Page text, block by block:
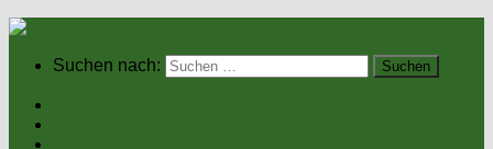
Suchen nach: